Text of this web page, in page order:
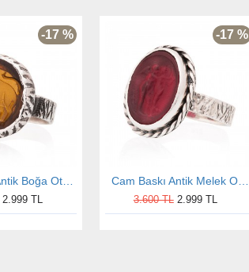
-17 %
Cam Baskı Antik Boğa Otantik Kadın Gümüş Yüzük
2.999 TL
-17 %
Cam Baskı Antik Melek Otantik Kadın Gümüş Yüzük
3.600 TL 2.999 TL